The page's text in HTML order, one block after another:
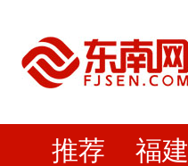
推荐 福建